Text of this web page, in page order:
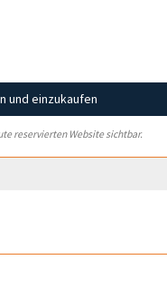
und einzukaufen
reservierten Website sichtbar.